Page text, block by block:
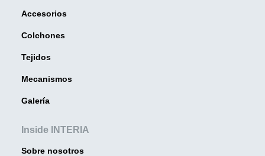
Accesorios
Colchones
Tejidos
Mecanismos
Galería
Inside INTERIA
Sobre nosotros